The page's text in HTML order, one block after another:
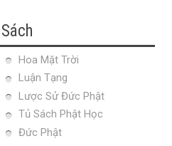
Hoa Mặt Trời
Luận Tạng
Lược Sử Đức Phật
Tủ Sách Phật Học
Đức Phật